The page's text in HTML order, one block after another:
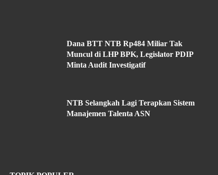
Dana BTT NTB Rp484 Miliar Tak
Muncul di LHP BPK, Legislator PDIP
Minta Audit Investigatif
NTB Selangkah Lagi Terapkan Sistem
Manajemen Talenta ASN